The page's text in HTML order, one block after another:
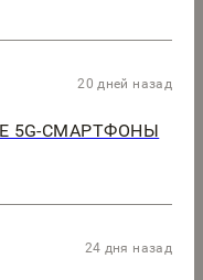
20 дней назад
5G-СМАРТФОНЫ
24 дня назад